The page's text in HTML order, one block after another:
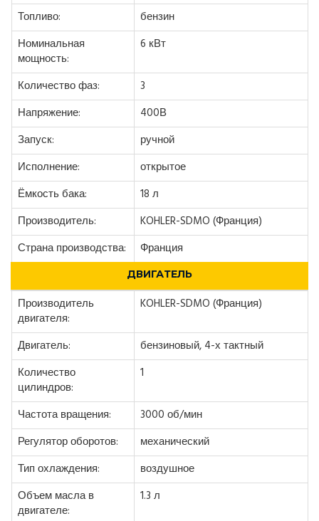
Топливо:
бензин
Номинальная
мощность:
6 кВт
Количество фаз:
3
Напряжение:
400В
Запуск:
ручной
Исполнение:
открытое
Ёмкость бака:
18 л
Производитель:
KOHLER-SDMO (Франция)
Страна производства:
Франция
ДВИГАТЕЛЬ
Производитель
двигателя:
KOHLER-SDMO (Франция)
Двигатель:
бензиновый, 4-х тактный
Количество
цилиндров:
1
Частота вращения:
3000 об/мин
Регулятор оборотов:
механический
Тип охлаждения:
воздушное
Объем масла в
двигателе:
1.3 л